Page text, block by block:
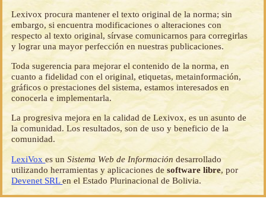
Lexivox procura mantener el texto original de la norma; sin
embargo, si encuentra modificaciones o alteraciones con
respecto al texto original, sírvase comunicarnos para corregirlas
y lograr una mayor perfección en nuestras publicaciones.
Toda sugerencia para mejorar el contenido de la norma, en
cuanto a fidelidad con el original, etiquetas, metainformación,
gráficos o prestaciones del sistema, estamos interesados en
conocerla e implementarla.
La progresiva mejora en la calidad de Lexivox, es un asunto de
la comunidad. Los resultados, son de uso y beneficio de la
comunidad.
LexiVoxes unSistema Web de Información desarrollado
utilizando herramientas y aplicaciones desoftware libre, por
Devenet SRLen el Estado Plurinacional de Bolivia.